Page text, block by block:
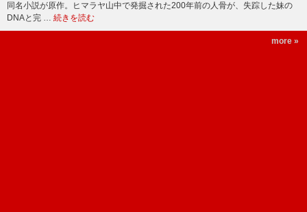
同名小説が原作。ヒマラヤ山中で発掘された200年前の人骨が、失踪した妹の
DNAと完 … 続きを読む
more »